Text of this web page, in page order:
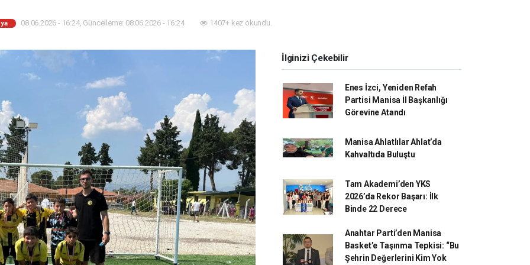
08.06.2026 - 16:24, Güncelleme: 08.06.2026 - 16:24 1407+ kez okundu.
İlginizi Çekebilir
Enes İzci, Yeniden Refah
Partisi Manisa İl Başkanlığı
Görevine Atandı
Manisa Ahlatlılar Ahlat’da
Kahvaltıda Buluştu
Tam Akademi’den YKS
2026’da Rekor Başarı: İlk
Binde 22 Derece
Anahtar Parti’den Manisa
Basket’e Taşınma Tepkisi: “Bu
Şehrin Değerlerini Kim Yok